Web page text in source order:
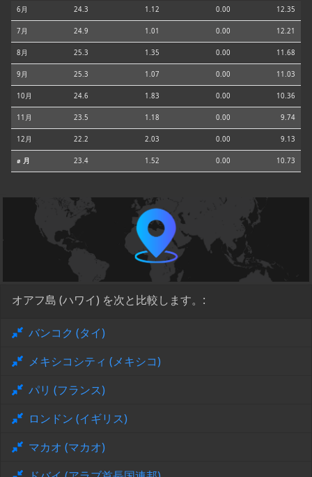
6月 24.3 1.12 0.00 12.35
7月 24.9 1.01 0.00 12.21
8月 25.3 1.35 0.00 11.68
9月 25.3 1.07 0.00 11.03
10月 24.6 1.83 0.00 10.36
11月 23.5 1.18 0.00 9.74
12月 22.2 2.03 0.00 9.13
⌀ 月 23.4 1.52 0.00 10.73
オアフ島 (ハワイ) を次と比較します。:
バンコク (タイ)
メキシコシティ (メキシコ)
パリ (フランス)
ロンドン (イギリス)
マカオ (マカオ)